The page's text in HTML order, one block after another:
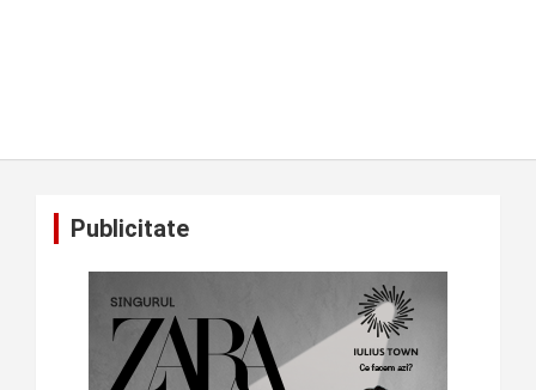
Publicitate